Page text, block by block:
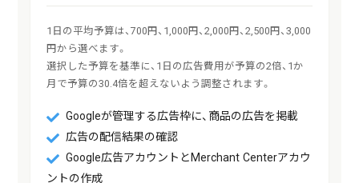
1日の平均予算は、700円、1,000円、2,000円、2,500円、3,000
円から選べます。
選択した予算を基準に、1日の広告費用が予算の2倍、1か
月で予算の30.4倍を超えないよう調整されます。
Googleが管理する広告枠に、商品の広告を掲載
広告の配信結果の確認
Google広告アカウントとMerchant Centerアカウ
ントの作成